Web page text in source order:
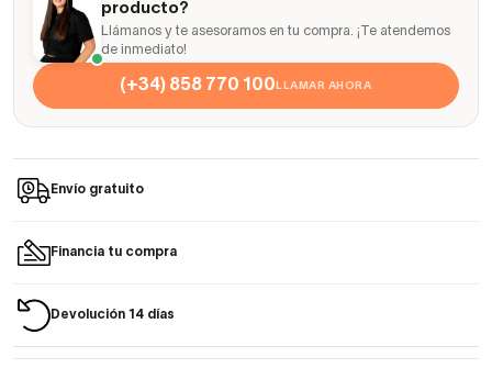
producto?
Llámanos y te asesoramos en tu compra. ¡Te atendemos
de inmediato!
(+34) 858 770 100LLAMAR AHORA
Envío gratuito
Financia tu compra
Devolución 14 días